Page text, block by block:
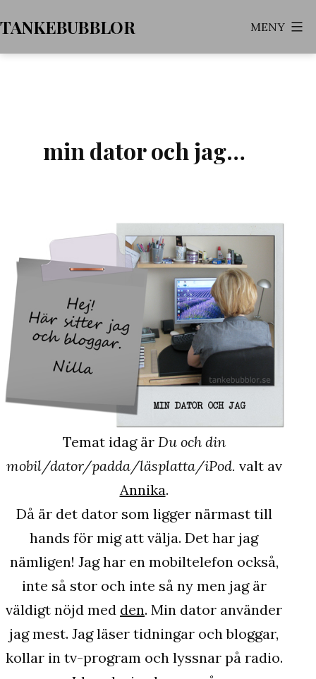
till
innehåll
TANKEBUBBLOR MENY
min dator och jag…
Temat idag är Du och din
mobil/dator/padda/läsplatta/iPod. valt av
Annika.
Då är det dator som ligger närmast till
hands för mig att välja. Det har jag
nämligen! Jag har en mobiltelefon också,
inte så stor och inte så ny men jag är
väldigt nöjd med den. Min dator använder
jag mest. Jag läser tidningar och bloggar,
kollar in tv-program och lyssnar på radio.